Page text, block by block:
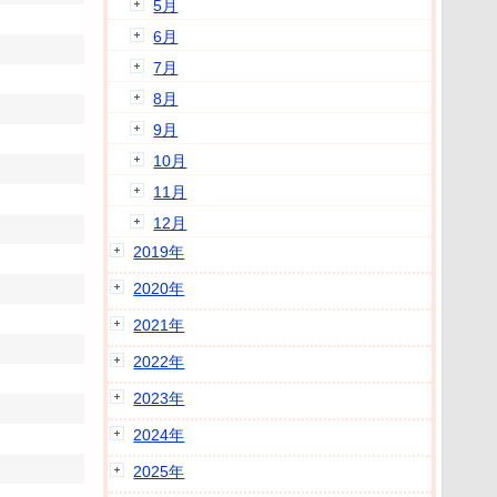
5月
6月
7月
8月
9月
10月
11月
12月
2019年
2020年
2021年
2022年
2023年
2024年
2025年